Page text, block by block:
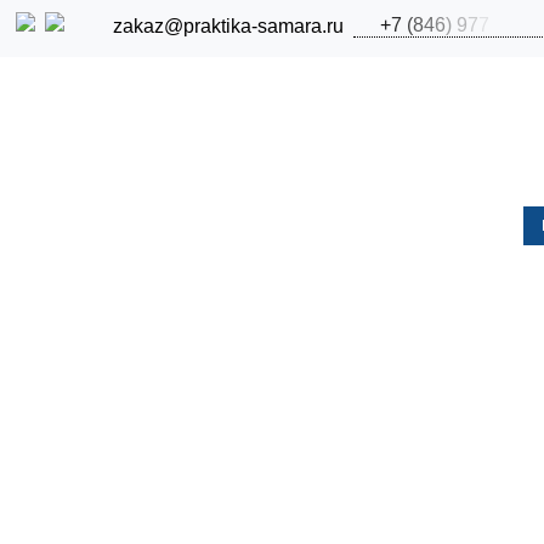
zakaz@praktika-samara.ru +7 (846) 977